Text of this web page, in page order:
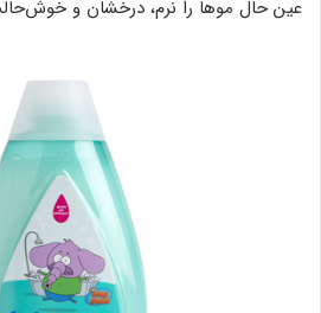
عین حال موها را نرم، درخشان و